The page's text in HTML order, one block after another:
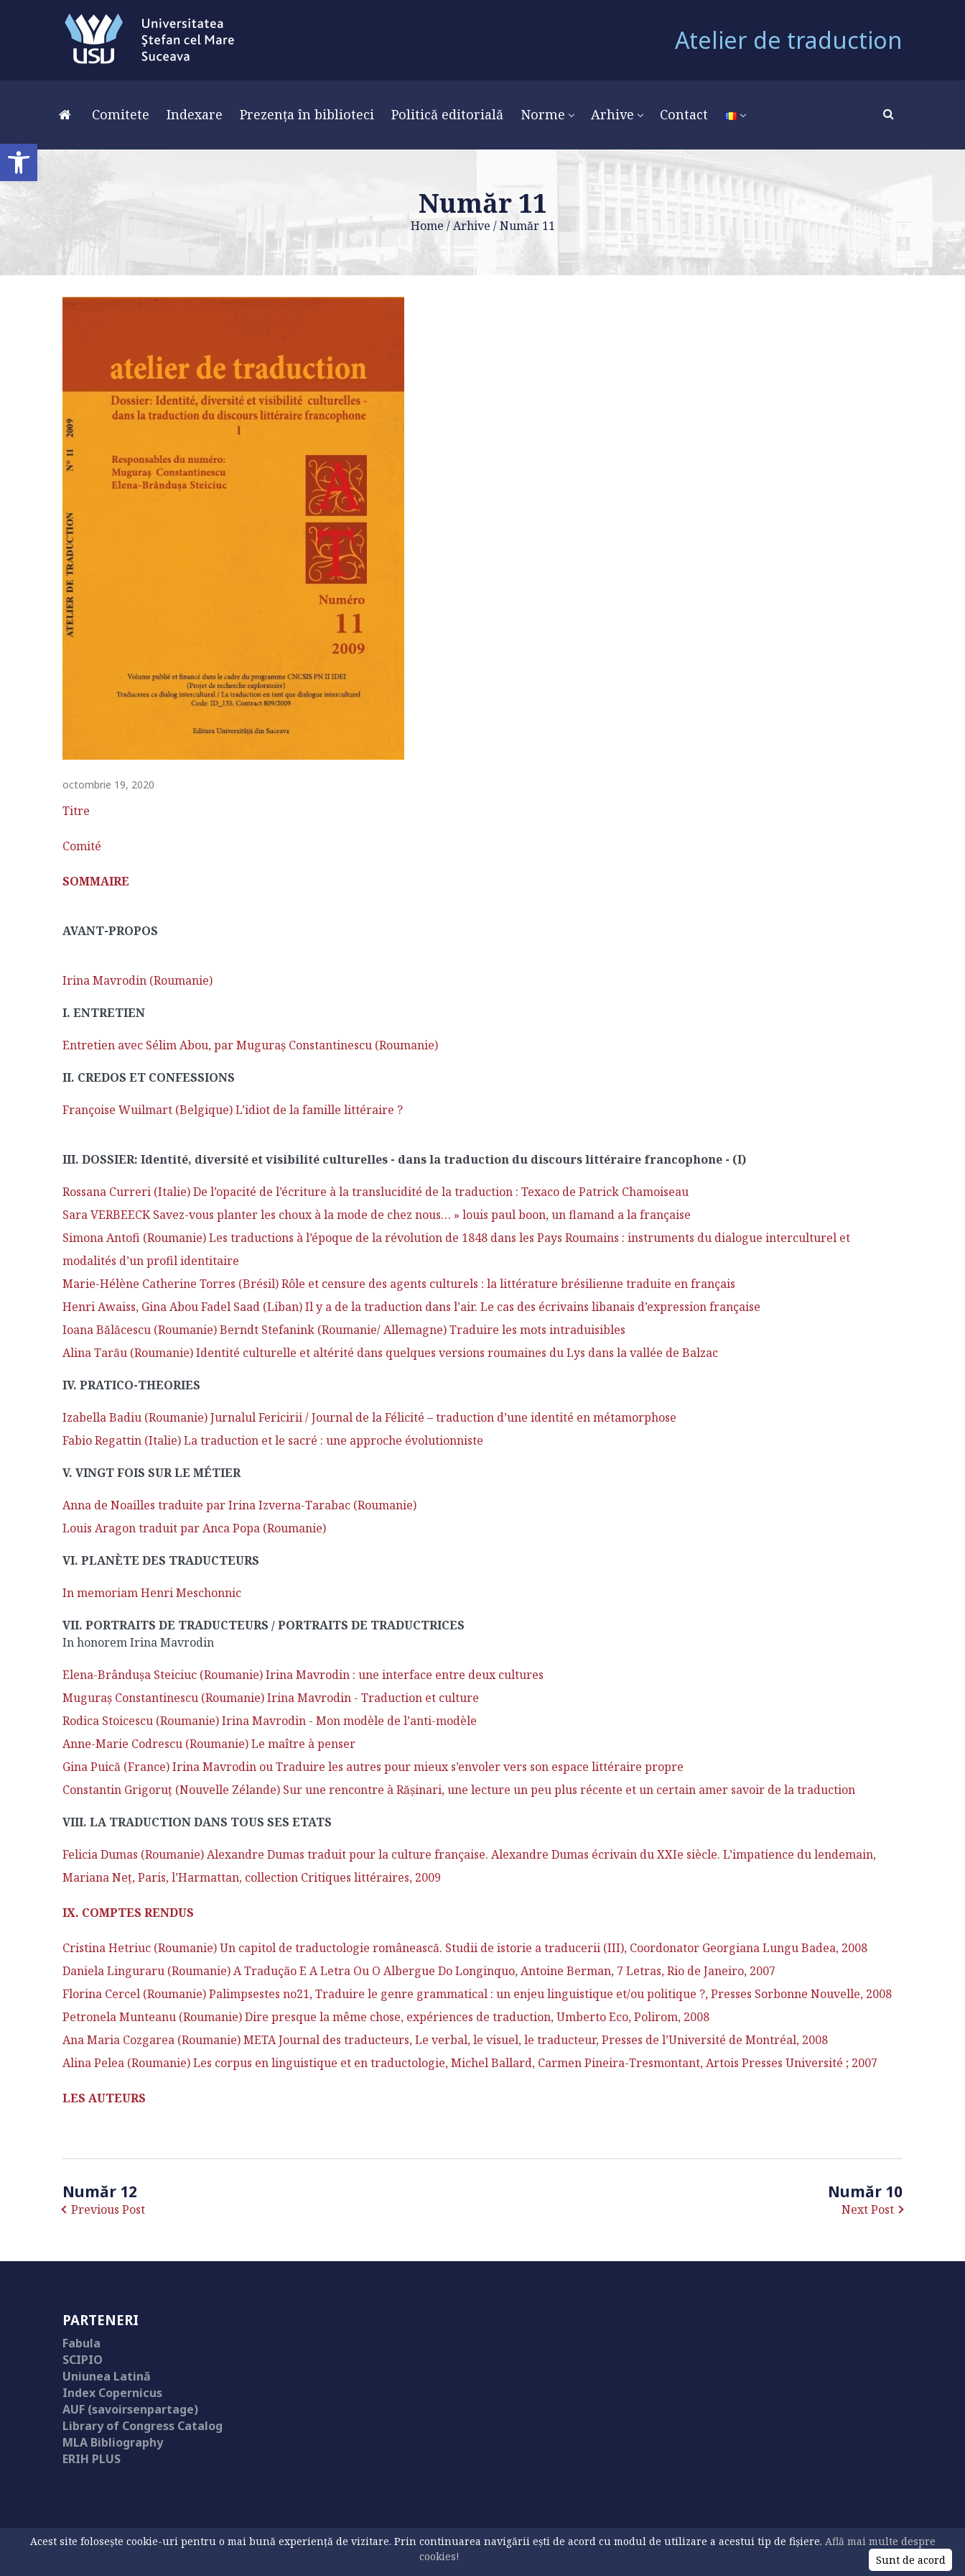
Deschide bara de unelte
Atelier de traduction
Comitete Indexare Prezența în biblioteci Politică editorială Norme Arhive Contact
Număr 11
Home /Arhive /Număr 11
octombrie 19, 2020
Titre
Comité
SOMMAIRE
AVANT-PROPOS
Irina Mavrodin (Roumanie)
I. ENTRETIEN
Entretien avec Sélim Abou, par Muguraş Constantinescu (Roumanie)
II. CREDOS ET CONFESSIONS
Françoise Wuilmart (Belgique) L’idiot de la famille littéraire ?
III. DOSSIER: Identité, diversité et visibilité culturelles - dans la traduction du discours littéraire francophone - (I)
Rossana Curreri (Italie) De l’opacité de l’écriture à la translucidité de la traduction : Texaco de Patrick Chamoiseau
Sara VERBEECK Savez-vous planter les choux à la mode de chez nous… » louis paul boon, un flamand a la française
Simona Antofi (Roumanie) Les traductions à l’époque de la révolution de 1848 dans les Pays Roumains : instruments du dialogue interculturel et
modalités d’un profil identitaire
Marie-Hélène Catherine Torres (Brésil) Rôle et censure des agents culturels : la littérature brésilienne traduite en français
Henri Awaiss, Gina Abou Fadel Saad (Liban) Il y a de la traduction dans l’air. Le cas des écrivains libanais d’expression française
Ioana Bălăcescu (Roumanie) Berndt Stefanink (Roumanie/ Allemagne) Traduire les mots intraduisibles
Alina Tarău (Roumanie) Identité culturelle et altérité dans quelques versions roumaines du Lys dans la vallée de Balzac
IV. PRATICO-THEORIES
Izabella Badiu (Roumanie) Jurnalul Fericirii / Journal de la Félicité – traduction d’une identité en métamorphose
Fabio Regattin (Italie) La traduction et le sacré : une approche évolutionniste
V. VINGT FOIS SUR LE MÉTIER
Anna de Noailles traduite par Irina Izverna-Tarabac (Roumanie)
Louis Aragon traduit par Anca Popa (Roumanie)
VI. PLANÈTE DES TRADUCTEURS
In memoriam Henri Meschonnic
VII. PORTRAITS DE TRADUCTEURS / PORTRAITS DE TRADUCTRICES
In honorem Irina Mavrodin
Elena-Brânduşa Steiciuc (Roumanie) Irina Mavrodin : une interface entre deux cultures
Muguraş Constantinescu (Roumanie) Irina Mavrodin - Traduction et culture
Rodica Stoicescu (Roumanie) Irina Mavrodin - Mon modèle de l’anti-modèle
Anne-Marie Codrescu (Roumanie) Le maître à penser
Gina Puică (France) Irina Mavrodin ou Traduire les autres pour mieux s’envoler vers son espace littéraire propre
Constantin Grigoruţ (Nouvelle Zélande) Sur une rencontre à Răşinari, une lecture un peu plus récente et un certain amer savoir de la traduction
VIII. LA TRADUCTION DANS TOUS SES ETATS
Felicia Dumas (Roumanie) Alexandre Dumas traduit pour la culture française. Alexandre Dumas écrivain du XXIe siècle. L’impatience du lendemain,
Mariana Neţ, Paris, l’Harmattan, collection Critiques littéraires, 2009
IX. COMPTES RENDUS
Cristina Hetriuc (Roumanie) Un capitol de traductologie românească. Studii de istorie a traducerii (III), Coordonator Georgiana Lungu Badea, 2008
Daniela Linguraru (Roumanie) A Tradução E A Letra Ou O Albergue Do Longinquo, Antoine Berman, 7 Letras, Rio de Janeiro, 2007
Florina Cercel (Roumanie) Palimpsestes no21, Traduire le genre grammatical : un enjeu linguistique et/ou politique ?, Presses Sorbonne Nouvelle, 2008
Petronela Munteanu (Roumanie) Dire presque la même chose, expériences de traduction, Umberto Eco, Polirom, 2008
Ana Maria Cozgarea (Roumanie) META Journal des traducteurs, Le verbal, le visuel, le traducteur, Presses de l’Université de Montréal, 2008
Alina Pelea (Roumanie) Les corpus en linguistique et en traductologie, Michel Ballard, Carmen Pineira-Tresmontant, Artois Presses Université ; 2007
LES AUTEURS
Număr 12
Previous Post
Număr 10
Next Post
PARTENERI
Fabula
SCIPIO
Uniunea Latină
Index Copernicus
AUF (savoirsenpartage)
Library of Congress Catalog
MLA Bibliography
ERIH PLUS
Acest site folosește cookie-uri pentru o mai bună experiență de vizitare. Prin continuarea navigării ești de acord cu modul de utilizare a acestui tip de fișiere. Află mai multe despre
cookies!
Sunt de acord